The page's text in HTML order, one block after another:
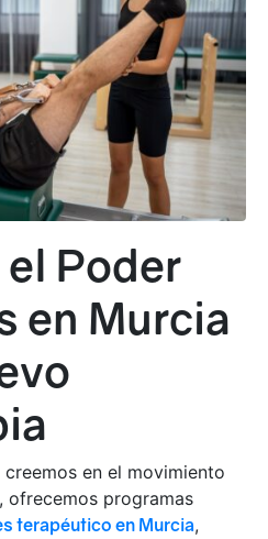
Poder
en Murcia
en el movimiento
ofrecemos programas
terapéutico en Murcia,